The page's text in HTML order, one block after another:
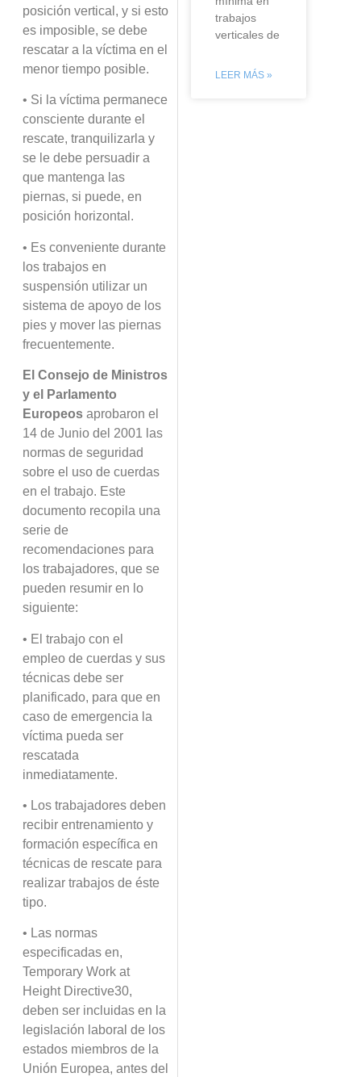
posición vertical, y si esto
es imposible, se debe
rescatar a la víctima en el
menor tiempo posible.
• Si la víctima permanece
consciente durante el
rescate, tranquilizarla y
se le debe persuadir a
que mantenga las
piernas, si puede, en
posición horizontal.
• Es conveniente durante
los trabajos en
suspensión utilizar un
sistema de apoyo de los
pies y mover las piernas
frecuentemente.
El Consejo de Ministros
y el Parlamento
Europeosaprobaron el
14 de Junio del 2001 las
normas de seguridad
sobre el uso de cuerdas
en el trabajo. Este
documento recopila una
serie de
recomendaciones para
los trabajadores, que se
pueden resumir en lo
siguiente:
• El trabajo con el
empleo de cuerdas y sus
técnicas debe ser
planificado, para que en
caso de emergencia la
víctima pueda ser
rescatada
inmediatamente.
• Los trabajadores deben
recibir entrenamiento y
formación específica en
técnicas de rescate para
realizar trabajos de éste
tipo.
• Las normas
especificadas en,
Temporary Work at
Height Directive30,
deben ser incluidas en la
legislación laboral de los
estados miembros de la
Unión Europea, antes del
trabajos
verticales de
LEER MÁS »